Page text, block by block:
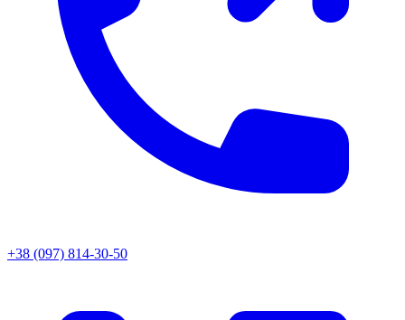
+38 (097) 814-30-50